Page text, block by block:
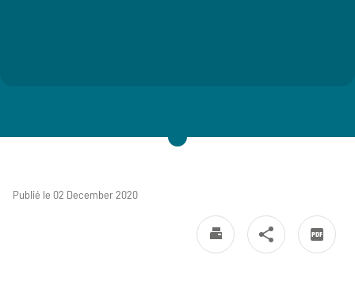
Publié le 02 December 2020